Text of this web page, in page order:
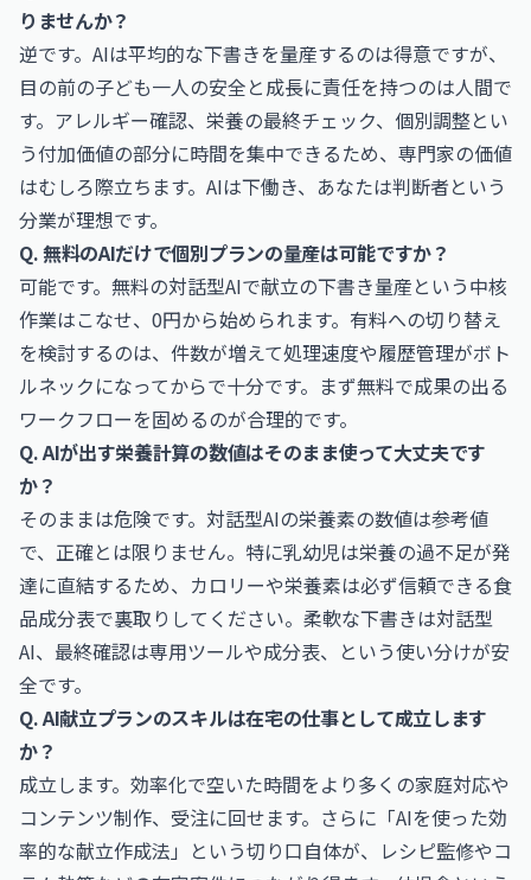
りませんか？
逆です。AIは平均的な下書きを量産するのは得意ですが、
目の前の子ども一人の安全と成長に責任を持つのは人間で
す。アレルギー確認、栄養の最終チェック、個別調整とい
う付加価値の部分に時間を集中できるため、専門家の価値
はむしろ際立ちます。AIは下働き、あなたは判断者という
分業が理想です。
Q. 無料のAIだけで個別プランの量産は可能ですか？
可能です。無料の対話型AIで献立の下書き量産という中核
作業はこなせ、0円から始められます。有料への切り替え
を検討するのは、件数が増えて処理速度や履歴管理がボト
ルネックになってからで十分です。まず無料で成果の出る
ワークフローを固めるのが合理的です。
Q. AIが出す栄養計算の数値はそのまま使って大丈夫です
か？
そのままは危険です。対話型AIの栄養素の数値は参考値
で、正確とは限りません。特に乳幼児は栄養の過不足が発
達に直結するため、カロリーや栄養素は必ず信頼できる食
品成分表で裏取りしてください。柔軟な下書きは対話型
AI、最終確認は専用ツールや成分表、という使い分けが安
全です。
Q. AI献立プランのスキルは在宅の仕事として成立します
か？
成立します。効率化で空いた時間をより多くの家庭対応や
コンテンツ制作、受注に回せます。さらに「AIを使った効
率的な献立作成法」という切り口自体が、レシピ監修やコ